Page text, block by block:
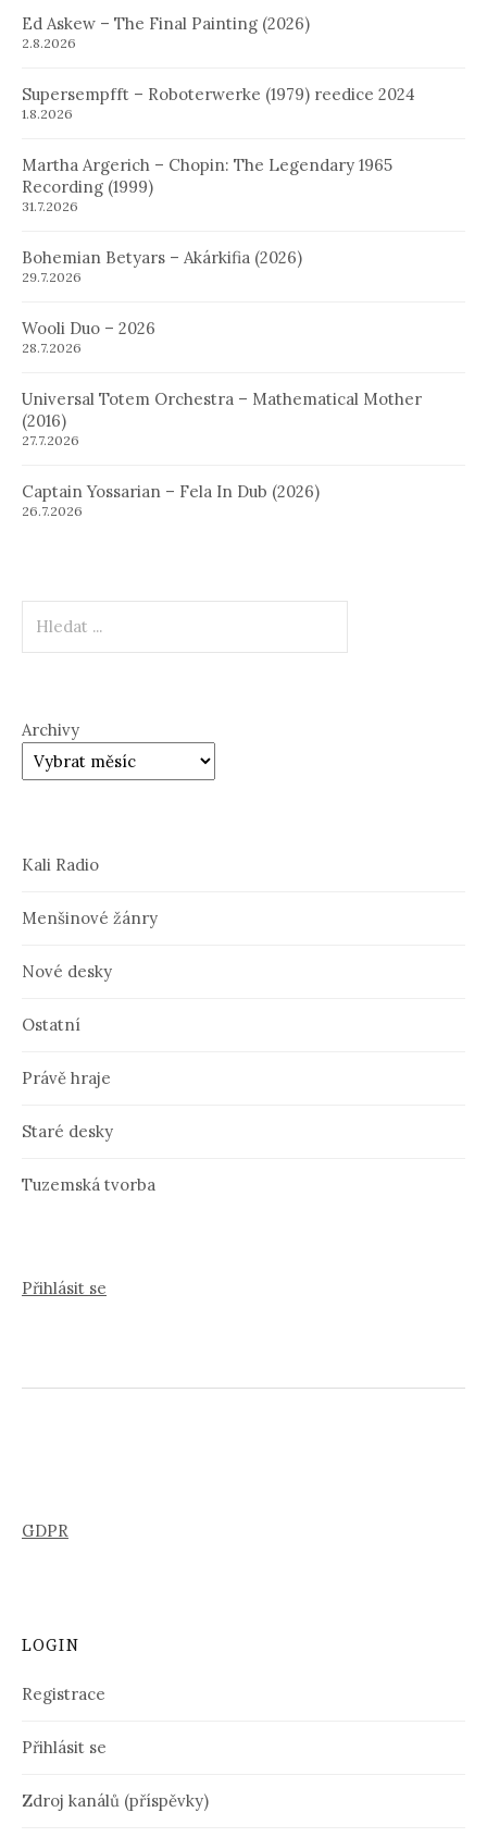
Ed Askew – The Final Painting (2026)
2.8.2026
Supersempfft – Roboterwerke (1979) reedice 2024
1.8.2026
Martha Argerich – Chopin: The Legendary 1965
Recording (1999)
31.7.2026
Bohemian Betyars – Akárkifia (2026)
29.7.2026
Wooli Duo – 2026
28.7.2026
Universal Totem Orchestra – Mathematical Mother
(2016)
27.7.2026
Captain Yossarian – Fela In Dub (2026)
26.7.2026
Archivy
Kali Radio
Menšinové žánry
Nové desky
Ostatní
Právě hraje
Staré desky
Tuzemská tvorba
Přihlásit se
GDPR
LOGIN
Registrace
Přihlásit se
Zdroj kanálů (příspěvky)